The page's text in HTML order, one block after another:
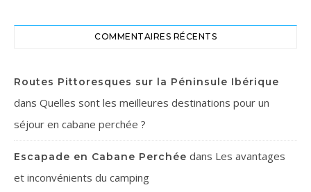
COMMENTAIRES RÉCENTS
Routes Pittoresques sur la Péninsule Ibérique
dans Quelles sont les meilleures destinations pour un
séjour en cabane perchée ?
Escapade en Cabane Perchée dans Les avantages
et inconvénients du camping